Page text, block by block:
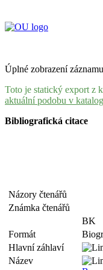
Úplné zobrazení záznamu
Toto je statický export z
aktuální podobu v
Bibliografická citace
Názory čtenářů
Známka čtenářů
BK
Formát
Hlavní záhlaví
Název